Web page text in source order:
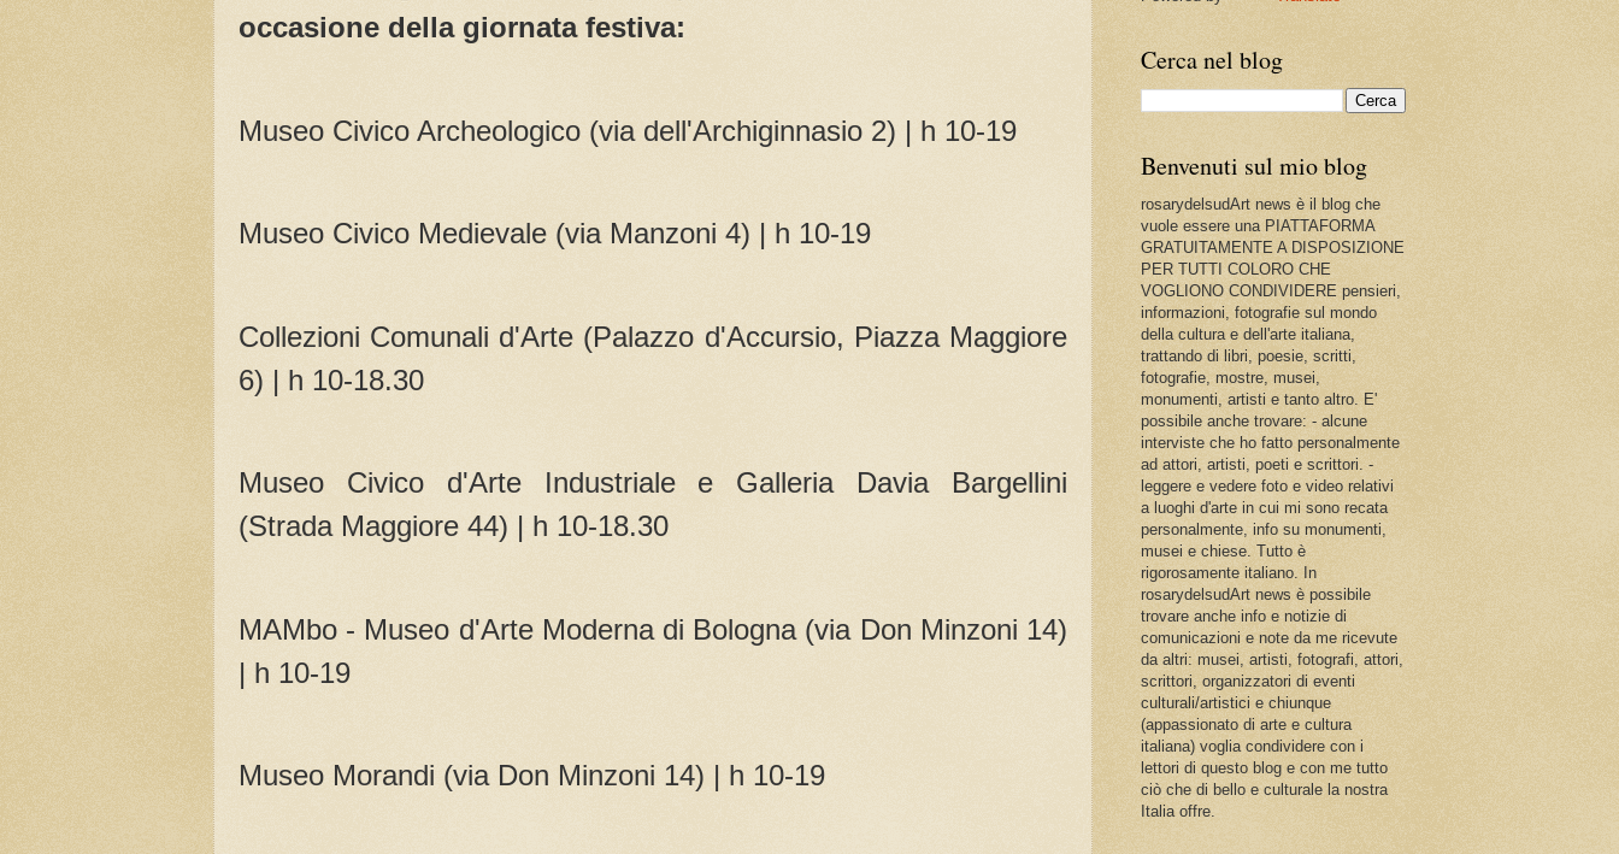
occasione della giornata festiva:
Museo Civico Archeologico (via dell'Archiginnasio 2) | h 10-19
Museo Civico Medievale (via Manzoni 4) | h 10-19
Collezioni Comunali d'Arte (Palazzo d'Accursio, Piazza Maggiore
6) | h 10-18.30
Museo Civico d'Arte Industriale e Galleria Davia Bargellini
(Strada Maggiore 44) | h 10-18.30
MAMbo - Museo d'Arte Moderna di Bologna (via Don Minzoni 14)
| h 10-19
Museo Morandi (via Don Minzoni 14) | h 10-19
Cerca nel blog
Benvenuti sul mio blog
rosarydelsudArt news è il blog che
vuole essere una PIATTAFORMA
GRATUITAMENTE A DISPOSIZIONE
PER TUTTI COLORO CHE
VOGLIONO CONDIVIDERE pensieri,
informazioni, fotografie sul mondo
della cultura e dell'arte italiana,
trattando di libri, poesie, scritti,
fotografie, mostre, musei,
monumenti, artisti e tanto altro. E'
possibile anche trovare: - alcune
interviste che ho fatto personalmente
ad attori, artisti, poeti e scrittori. -
leggere e vedere foto e video relativi
a luoghi d'arte in cui mi sono recata
personalmente, info su monumenti,
musei e chiese. Tutto è
rigorosamente italiano. In
rosarydelsudArt news è possibile
trovare anche info e notizie di
comunicazioni e note da me ricevute
da altri: musei, artisti, fotografi, attori,
scrittori, organizzatori di eventi
culturali/artistici e chiunque
(appassionato di arte e cultura
italiana) voglia condividere con i
lettori di questo blog e con me tutto
ciò che di bello e culturale la nostra
Italia offre.